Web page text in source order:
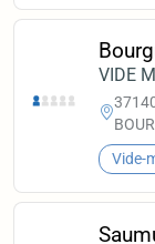
VIDE
Vide-